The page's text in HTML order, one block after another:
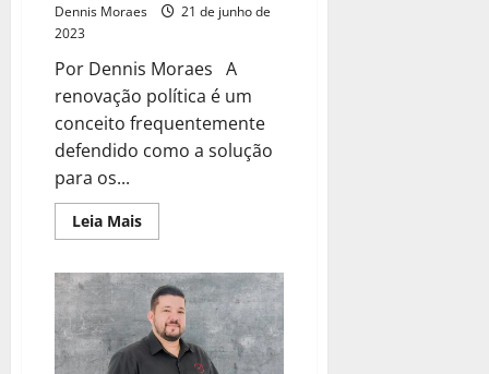
Dennis Moraes
21 de junho de
2023
Por Dennis Moraes A
renovação política é um
conceito frequentemente
defendido como a solução
para os...
Leia Mais